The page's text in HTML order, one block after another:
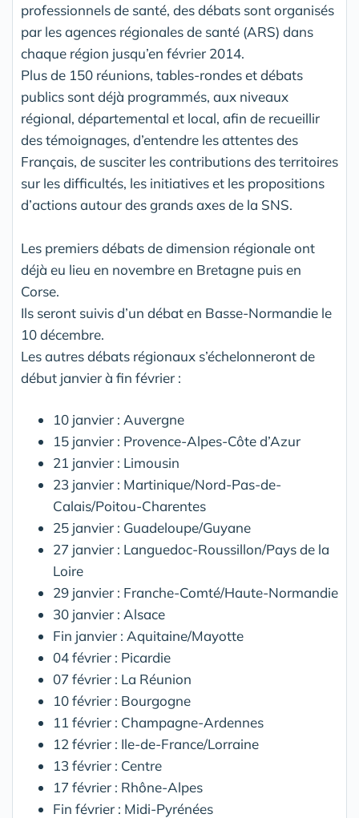
professionnels de santé, des débats sont organisés
par les agences régionales de santé (ARS) dans
chaque région jusqu’en février 2014.
Plus de 150 réunions, tables-rondes et débats
publics sont déjà programmés, aux niveaux
régional, départemental et local, afin de recueillir
des témoignages, d’entendre les attentes des
Français, de susciter les contributions des territoires
sur les difficultés, les initiatives et les propositions
d’actions autour des grands axes de la SNS.
Les premiers débats de dimension régionale ont
déjà eu lieu en novembre en Bretagne puis en
Corse.
Ils seront suivis d’un débat en Basse-Normandie le
10 décembre.
Les autres débats régionaux s’échelonneront de
début janvier à fin février :
10 janvier : Auvergne
15 janvier : Provence-Alpes-Côte d’Azur
21 janvier : Limousin
23 janvier : Martinique/Nord-Pas-de-
Calais/Poitou-Charentes
25 janvier : Guadeloupe/Guyane
27 janvier : Languedoc-Roussillon/Pays de la
Loire
29 janvier : Franche-Comté/Haute-Normandie
30 janvier : Alsace
Fin janvier : Aquitaine/Mayotte
04 février : Picardie
07 février : La Réunion
10 février : Bourgogne
11 février : Champagne-Ardennes
12 février : Ile-de-France/Lorraine
13 février : Centre
17 février : Rhône-Alpes
Fin février : Midi-Pyrénées